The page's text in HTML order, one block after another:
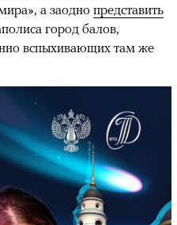
а заодно представить
город балов,
вспыхивающих там же